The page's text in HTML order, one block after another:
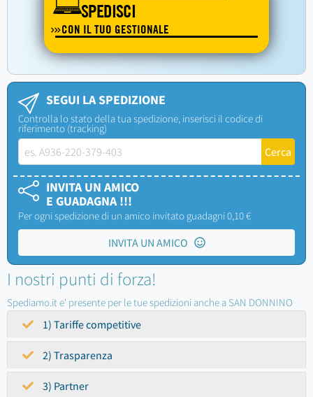
SPEDISCI
CON IL TUO GESTIONALE
SEGUI LA SPEDIZIONE
Controlla lo stato della tua spedizione, inserisci il codice di
riferimento (tracking)
INVITA UN AMICO
E GUADAGNA !!!
Per ogni spedizione di un amico invitato guadagni 0,10 €
INVITA UN AMICO
I nostri punti di forza!
Spediamo.it e' presente per le tue spedizioni anche a SAN DONNINO
1) Tariffe competitive
2) Trasparenza
3) Partner